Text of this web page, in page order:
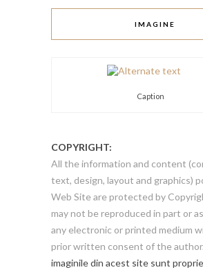
IMAGINE
Caption
COPYRIGHT:
All the information and content
text, design, layout and graphics)
Web Site are protected by
may not be reproduced in part or
any electronic or printed medium
prior written consent of the author.
imaginile din acest site sunt